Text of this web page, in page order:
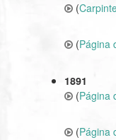
(
(Página
1891
(Página
(Página